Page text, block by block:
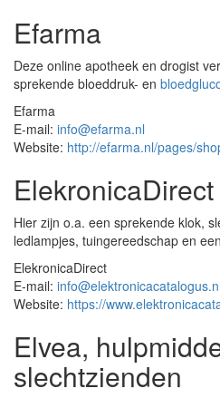
Efarma
Deze online apotheek en drogist
sprekende bloeddruk- en
Efarma
E-mail: info@efarma.nl
Website: http://efarma.nl/pages/
ElekronicaDirect
Hier zijn o.a. een sprekende klok,
ledlampjes, tuingereedschap en
ElekronicaDirect
E-mail: info@elektronicacatalogus.nl
Website: https://
Elvea,
slechtzienden